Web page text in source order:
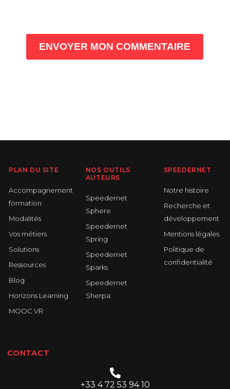
ENVOYER MON COMMENTAIRE
PLAN DU SITE
Accompagnement
formation
Modalités
Vos métiers
Solutions
Ressources
Blog
Horizons Learning
MOOC VR
NOS OUTILS
AUTEURS
Speedernet
Sphere
Speedernet
Spring
Speedernet
Sparks
Speedernet
Sherpa
SPEEDERNET
Notre histoire
Recherche et
développement
Mentions légales
Politique de
confidentialité
CONTACT
+33 4 72 53 94 10